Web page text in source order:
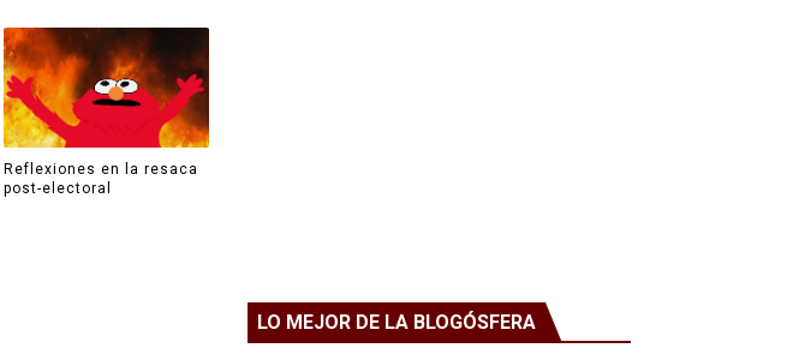
Reflexiones en la resaca
post-electoral
LO MEJOR DE LA BLOGÓSFERA